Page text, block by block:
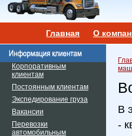
Главная О
Корпоративным
клиентам
Постоянным клиентам
Экспедирование груза
Вакансии
Перевозки
автомобильным
В
-